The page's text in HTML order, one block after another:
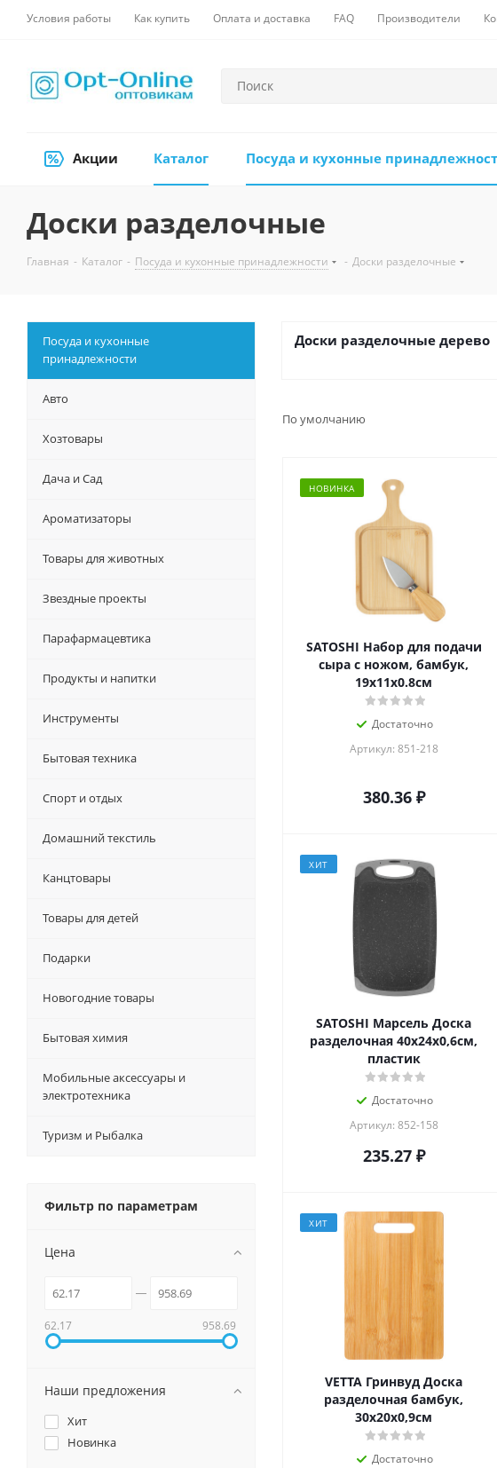
Условия работы Как купить Оплата и доставка FAQ Производители
Акции Каталог Посуда и кухонные
Доски разделочные
Главная - Каталог - Посуда и кухонные принадлежности - Доски разделочные
Доски разделочные дерево
По умолчанию
НОВИНКА
SATOSHI Набор для подачи
сыра с ножом, бамбук,
19х11х0.8см
Достаточно
Артикул: 851-218
380.36₽
ХИТ
SATOSHI Марсель Доска
разделочная 40х24х0,6см,
пластик
Достаточно
Артикул: 852-158
235.27₽
ХИТ
VETTA Гринвуд Доска
разделочная бамбук,
30х20х0,9см
Достаточно
Посуда и кухонные
принадлежности
Авто
Хозтовары
Дача и Сад
Ароматизаторы
Товары для животных
Звездные проекты
Парафармацевтика
Продукты и напитки
Инструменты
Бытовая техника
Спорт и отдых
Домашний текстиль
Канцтовары
Товары для детей
Подарки
Новогодние товары
Бытовая химия
Мобильные аксессуары и
электротехника
Туризм и Рыбалка
Фильтр по параметрам
Цена
62.17 958.69
Наши предложения
Хит
Новинка